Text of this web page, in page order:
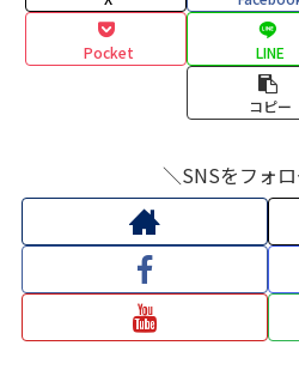
Pocket LINE
コピー
＼SNSをフォ